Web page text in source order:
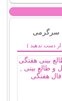
سرگرمی
دست ندهید )